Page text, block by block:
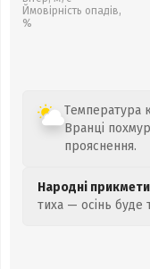
Ймовірність опадів,
%
Температура
Вранці
прояснення.
Народні
тиха — осінь буде